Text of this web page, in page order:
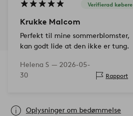
Verifierad købere
Krukke Malcom
Perfekt til mine sommerblomster,
kan godt lide at den ikke er tung.
Helena S — 2026-05-
30
Rapport
Oplysninger om bedømmelse